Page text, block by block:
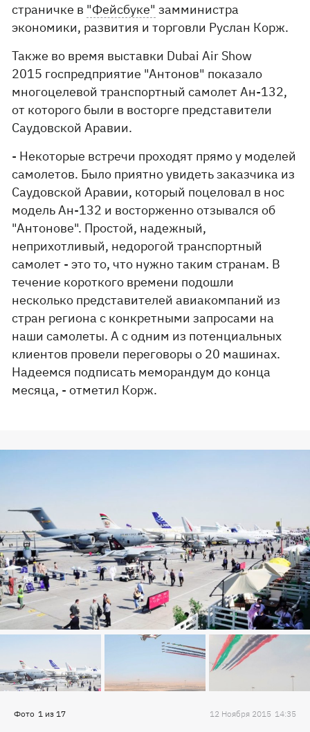
страничке в "Фейсбуке" замминистра
экономики, развития и торговли Руслан Корж.
Также во время выставки Dubai Air Show
2015 госпредприятие "Антонов" показало
многоцелевой транспортный самолет Ан-132,
от которого были в восторге представители
Саудовской Аравии.
- Некоторые встречи проходят прямо у моделей
самолетов. Было приятно увидеть заказчика из
Саудовской Аравии, который поцеловал в нос
модель Ан-132 и восторженно отзывался об
"Антонове". Простой, надежный,
неприхотливый, недорогой транспортный
самолет - это то, что нужно таким странам. В
течение короткого времени подошли
несколько представителей авиакомпаний из
стран региона с конкретными запросами на
наши самолеты. А с одним из потенциальных
клиентов провели переговоры о 20 машинах.
Надеемся подписать меморандум до конца
месяца, - отметил Корж.
Фото 1 из 17 12 Ноября 2015 14:35